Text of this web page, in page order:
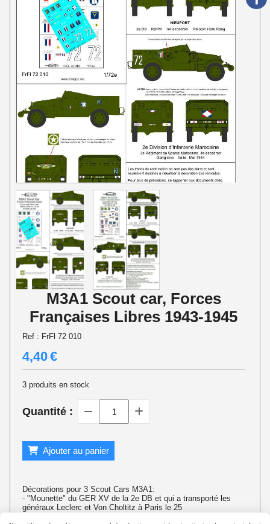
M3A1 Scout car, Forces
Françaises Libres 1943-1945
Ref : FrFl 72 010
4,40€
3 produits en stock
Quantité :
Ajouter au panier
Décorations pour 3 Scout Cars M3A1:
- "Mounette" du GER XV de la 2e DB et qui a transporté les
généraux Leclerc et Von Choltitz à Paris le 25